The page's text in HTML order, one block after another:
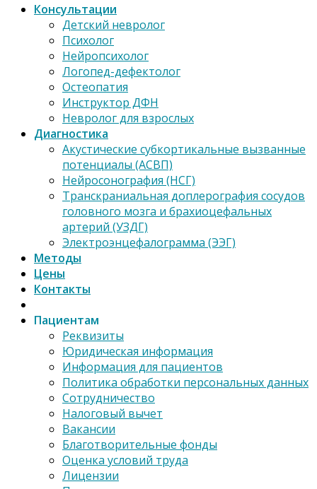
Консультации
Детский невролог
Психолог
Нейропсихолог
Логопед-дефектолог
Остеопатия
Инструктор ДФН
Невролог для взрослых
Диагностика
Акустические субкортикальные вызванные
потенциалы (АСВП)
Нейросонография (НСГ)
Транскраниальная доплерография сосудов
головного мозга и брахиоцефальных
артерий (УЗДГ)
Электроэнцефалограмма (ЭЭГ)
Методы
Цены
Контакты
Пациентам
Реквизиты
Юридическая информация
Информация для пациентов
Политика обработки персональных данных
Сотрудничество
Налоговый вычет
Вакансии
Благотворительные фонды
Оценка условий труда
Лицензии